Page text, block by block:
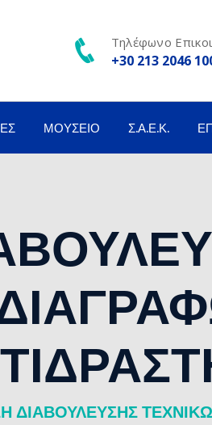
Τηλέφωνο
+30 213 2046
ΜΟΥΣΕΊΟ Σ.Α.Ε.Κ.
ΔΙΑΒΟΥΛΕΥΣΗΣ